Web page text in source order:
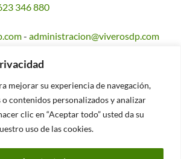
mejorar su experiencia de navegación,
contenidos personalizados y analizar
clic en “Aceptar todo” usted da su
uso de las cookies.
346 880
- administracion@viverosdp.com
2026 | Viveros Divina Pastora
|Accesibilidad
Citiservi Media